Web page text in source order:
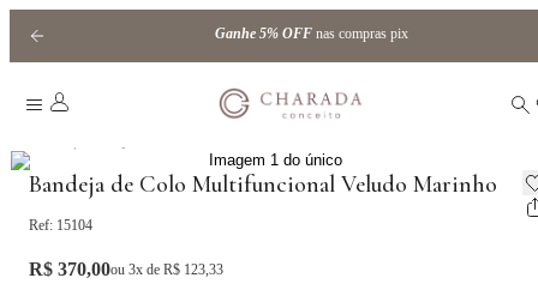
Ganhe 5% OFFnas compras pix
Bandeja de Colo Multifuncional Veludo Marinho
Ref: 15104
R$ 370,00ou 3x de R$ 123,33